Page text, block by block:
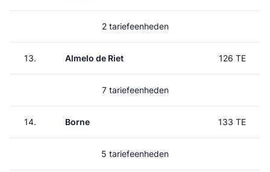
2 tariefeenheden
13. Almelo de Riet 126 TE
7 tariefeenheden
14. Borne 133 TE
5 tariefeenheden